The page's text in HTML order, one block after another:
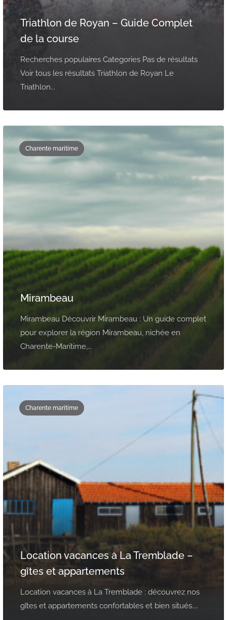
Triathlon de Royan – Guide Complet
de la course
Recherches populaires Categories Pas de résultats
Voir tous les résultats Triathlon de Royan Le
Triathlon...
Charente maritime
Mirambeau
Mirambeau Découvrir Mirambeau : Un guide complet
pour explorer la région Mirambeau, nichée en
Charente-Maritime,...
Charente maritime
Location vacances à La Tremblade –
gîtes et appartements
Location vacances à La Tremblade : découvrez nos
gîtes et appartements confortables et bien situés....